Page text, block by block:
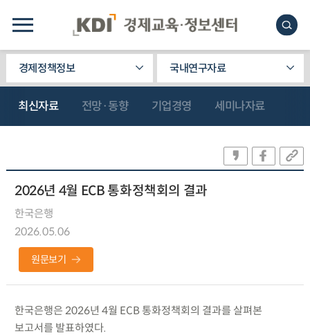
경제정책정보 국내연구자료
최신자료 전망·동향 기업경영 세미나자료
2026년 4월 ECB 통화정책회의 결과
한국은행
2026.05.06
원문보기
한국은행은 2026년 4월 ECB 통화정책회의 결과를 살펴본
보고서를 발표하였다.